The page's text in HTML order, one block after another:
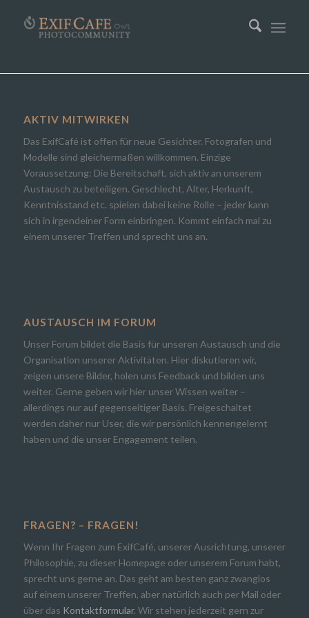
AKTIV MITWIRKEN
Das ExifCafé ist offen für neue Gesichter. Fotografen und
Modelle sind gleichermaßen willkommen. Einzige
Voraussetzung: Die Bereitschaft, sich aktiv an unserem
Austausch zu beteiligen. Geschlecht, Alter, Herkunft,
Kenntnisstand etc. spielen dabei keine Rolle – jeder kann
sich in irgendeiner Form einbringen. Kommt einfach mal zu
einem unserer Treffen und sprecht uns an.
AUSTAUSCH IM FORUM
Unser Forum bildet die Basis für unseren Austausch und die
Organisation unserer Aktivitäten. Hier diskutieren wir,
zeigen unsere Bilder, holen uns Feedback und bilden uns
weiter. Gerne geben wir hier unser Wissen weiter –
allerdings nur auf gegenseitiger Basis. Freigeschaltet
werden daher nur User, die wir persönlich kennengelernt
haben und die unser Engagement teilen.
FRAGEN? – FRAGEN!
Wenn Ihr Fragen zum ExifCafé, unserer Ausrichtung, unserer
Philosophie, zu dieser Homepage oder unserem Forum habt,
sprecht uns gerne an. Das geht am besten ganz zwanglos
auf einem unserer Treffen, aber natürlich auch per Mail oder
über das Kontaktformular. Wir stehen jederzeit gern zur